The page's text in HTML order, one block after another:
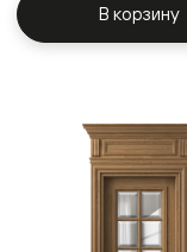
В корзину